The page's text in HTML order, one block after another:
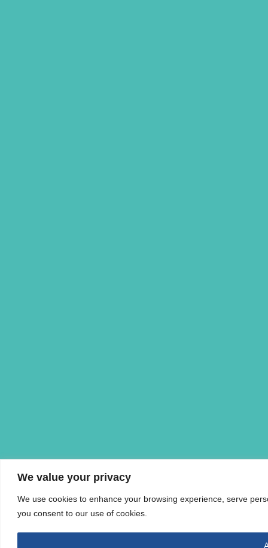
We value your privacy
We use cookies to enhance your browsing experience, serve
you consent to our use of cookies.